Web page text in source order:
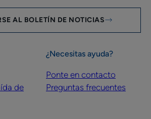
AL BOLETÍN DE NOTICIAS
de
¿Necesitas ayuda?
Ponte en contacto
Preguntas frecuentes